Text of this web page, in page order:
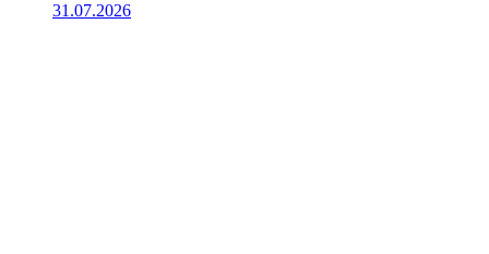
31.07.2026